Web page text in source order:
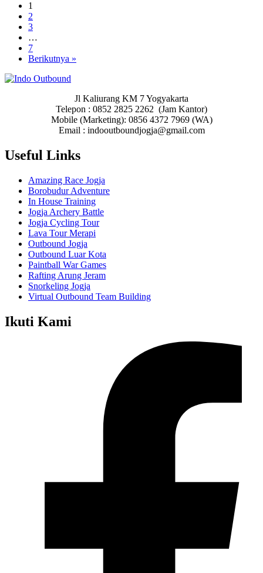
1
2
3
…
7
Berikutnya »
Jl Kaliurang KM 7 Yogyakarta
Telepon : 0852 2825 2262 (Jam Kantor)
Mobile (Marketing): 0856 4372 7969 (WA)
Email : indooutboundjogja@gmail.com
Useful Links
Amazing Race Jogja
Borobudur Adventure
In House Training
Jogja Archery Battle
Jogja Cycling Tour
Lava Tour Merapi
Outbound Jogja
Outbound Luar Kota
Paintball War Games
Rafting Arung Jeram
Snorkeling Jogja
Virtual Outbound Team Building
Ikuti Kami